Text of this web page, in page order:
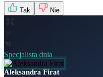
Tak Nie
Specjalista dnia
Aleksandra Firat